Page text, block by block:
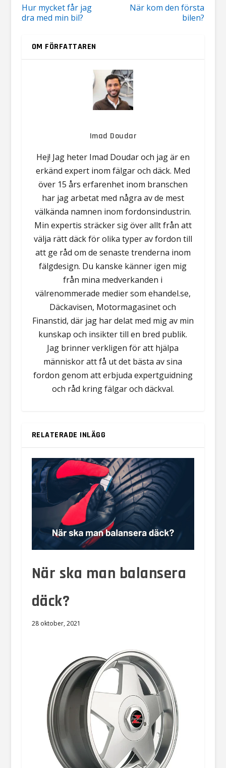
Hur mycket får jag
dra med min bil?
När kom den första
bilen?
OM FÖRFATTAREN
Imad Doudar
Hej! Jag heter Imad Doudar och jag är en
erkänd expert inom fälgar och däck. Med
över 15 års erfarenhet inom branschen
har jag arbetat med några av de mest
välkända namnen inom fordonsindustrin.
Min expertis sträcker sig över allt från att
välja rätt däck för olika typer av fordon till
att ge råd om de senaste trenderna inom
fälgdesign. Du kanske känner igen mig
från mina medverkanden i
välrenommerade medier som ehandel.se,
Däckavisen, Motormagasinet och
Finanstid, där jag har delat med mig av min
kunskap och insikter till en bred publik.
Jag brinner verkligen för att hjälpa
människor att få ut det bästa av sina
fordon genom att erbjuda expertguidning
och råd kring fälgar och däckval.
RELATERADE INLÄGG
När ska man balansera
däck?
28 oktober, 2021